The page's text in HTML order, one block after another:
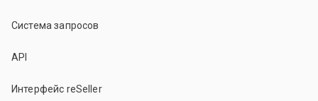
Система запросов
API
Интерфейс reSeller